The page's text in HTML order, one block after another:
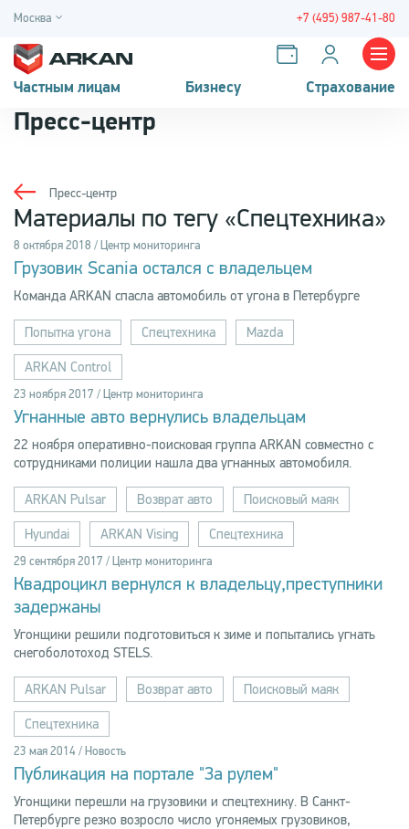
Москва +7 (495) 987-41-80
Частным лицам Бизнесу Страхование
Пресс-центр
Пресс-центр
Материалы по тегу «Спецтехника»
8 октября 2018 / Центр мониторинга
Грузовик Scania остался с владельцем
Команда ARKAN cпасла автомобиль от угона в Петербурге
Попытка угона Спецтехника Mazda
ARKAN Control
23 ноября 2017 / Центр мониторинга
Угнанные авто вернулись владельцам
22 ноября оперативно-поисковая группа ARKAN совместно с
сотрудниками полиции нашла два угнанных автомобиля.
ARKAN Pulsar Возврат авто Поисковый маяк
Hyundai ARKAN Vising Спецтехника
29 сентября 2017 / Центр мониторинга
Квадроцикл вернулся к владельцу,преступники
задержаны
Угонщики решили подготовиться к зиме и попытались угнать
снегоболотоход STELS.
ARKAN Pulsar Возврат авто Поисковый маяк
Спецтехника
23 мая 2014 / Новость
Публикация на портале "За рулем"
Угонщики перешли на грузовики и спецтехнику. В Санкт-
Петербурге резко возросло число угоняемых грузовиков,